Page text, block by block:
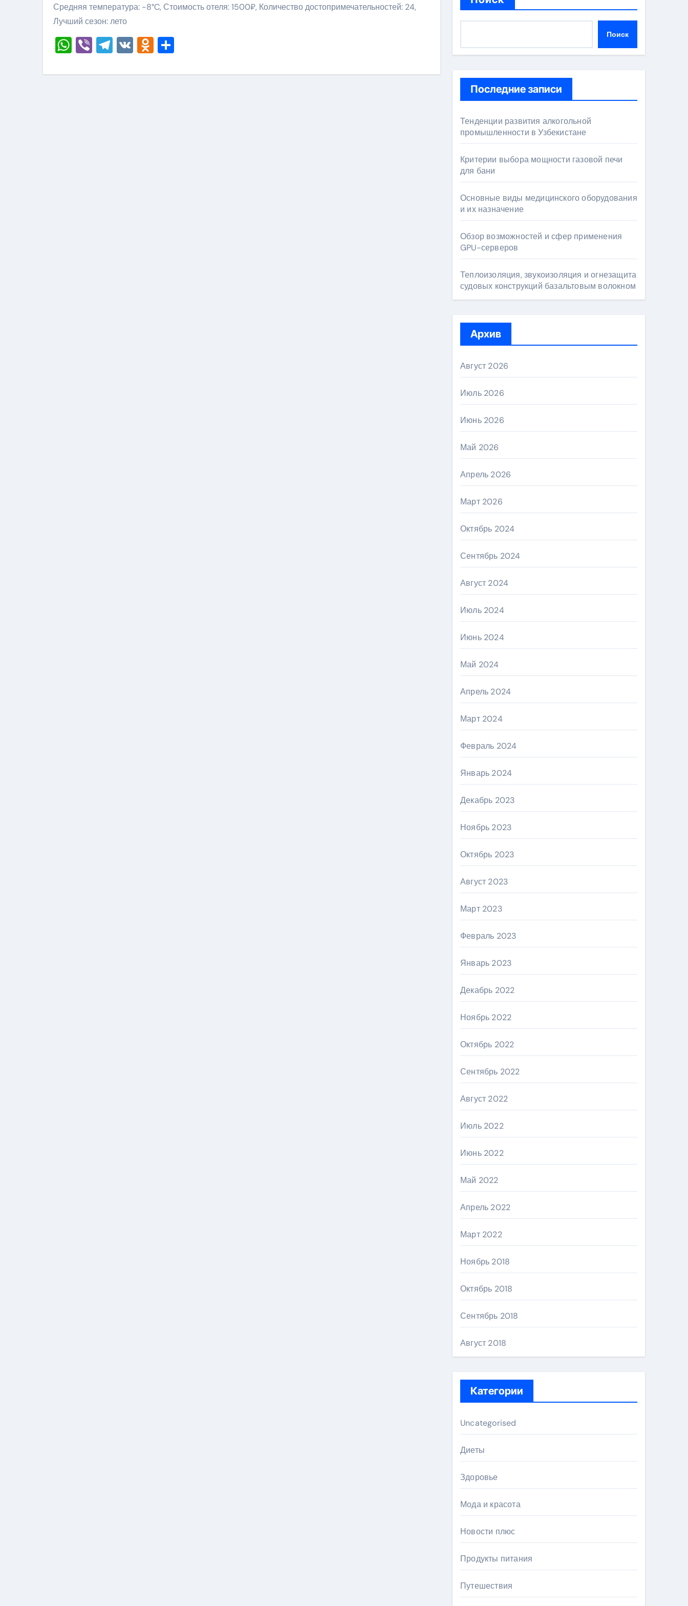
Средняя температура: -8°C, Стоимость отеля: 1500₽, Количество достопримечательностей: 24,
Лучший сезон: лето
WhatsApp
ViberTelegram
VKOdnoklassniki Поиск
Последние записи
Тенденции развития алкогольной
промышленности в Узбекистане
Критерии выбора мощности газовой печи
для бани
Основные виды медицинского оборудования
и их назначение
Обзор возможностей и сфер применения
GPU-серверов
Теплоизоляция, звукоизоляция и огнезащита
судовых конструкций базальтовым волокном
Архив
Август 2026
Июль 2026
Июнь 2026
Май 2026
Апрель 2026
Март 2026
Октябрь 2024
Сентябрь 2024
Август 2024
Июль 2024
Июнь 2024
Май 2024
Апрель 2024
Март 2024
Февраль 2024
Январь 2024
Декабрь 2023
Ноябрь 2023
Октябрь 2023
Август 2023
Март 2023
Февраль 2023
Январь 2023
Декабрь 2022
Ноябрь 2022
Октябрь 2022
Сентябрь 2022
Август 2022
Июль 2022
Июнь 2022
Май 2022
Апрель 2022
Март 2022
Ноябрь 2018
Октябрь 2018
Сентябрь 2018
Август 2018
Категории
Uncategorised
Диеты
Здоровье
Мода и красота
Новости плюс
Продукты питания
Путешествия